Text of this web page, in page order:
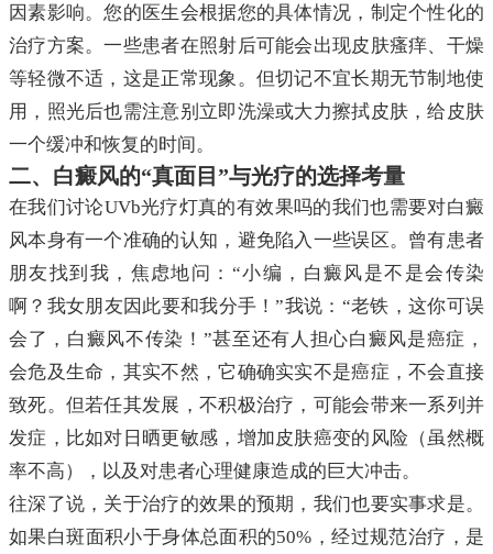
因素影响。您的医生会根据您的具体情况，制定个性化的
治疗方案。一些患者在照射后可能会出现皮肤瘙痒、干燥
等轻微不适，这是正常现象。但切记不宜长期无节制地使
用，照光后也需注意别立即洗澡或大力擦拭皮肤，给皮肤
一个缓冲和恢复的时间。
二、白癜风的“真面目”与光疗的选择考量
在我们讨论UVb光疗灯真的有效果吗的我们也需要对白癜
风本身有一个准确的认知，避免陷入一些误区。曾有患者
朋友找到我，焦虑地问：“小编，白癜风是不是会传染
啊？我女朋友因此要和我分手！”我说：“老铁，这你可误
会了，白癜风不传染！”甚至还有人担心白癜风是癌症，
会危及生命，其实不然，它确确实实不是癌症，不会直接
致死。但若任其发展，不积极治疗，可能会带来一系列并
发症，比如对日晒更敏感，增加皮肤癌变的风险（虽然概
率不高），以及对患者心理健康造成的巨大冲击。
往深了说，关于治疗的效果的预期，我们也要实事求是。
如果白斑面积小于身体总面积的50%，经过规范治疗，是